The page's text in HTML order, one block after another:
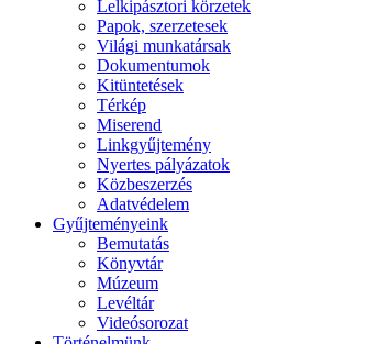
Lelkipásztori körzetek
Papok, szerzetesek
Világi munkatársak
Dokumentumok
Kitüntetések
Térkép
Miserend
Linkgyűjtemény
Nyertes pályázatok
Közbeszerzés
Adatvédelem
Gyűjteményeink
Bemutatás
Könyvtár
Múzeum
Levéltár
Videósorozat